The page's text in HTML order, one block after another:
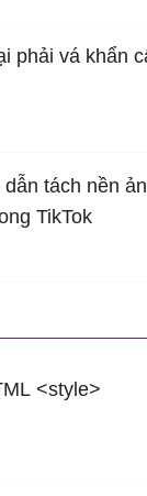
phải vá khẩn
tách nền
TikTok
<style>